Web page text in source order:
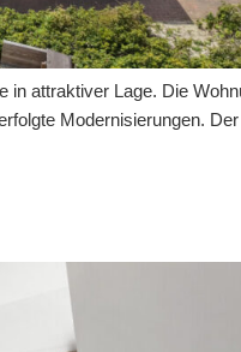
in attraktiver Lage. Die
Modernisierungen.